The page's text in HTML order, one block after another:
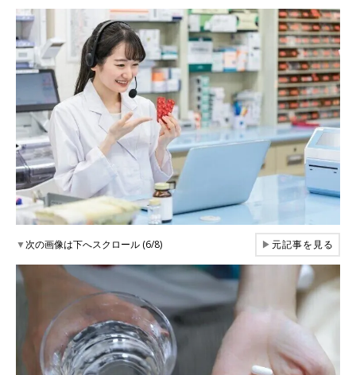
▼次の画像は下へスクロール (6/8) ▶元記事を見る